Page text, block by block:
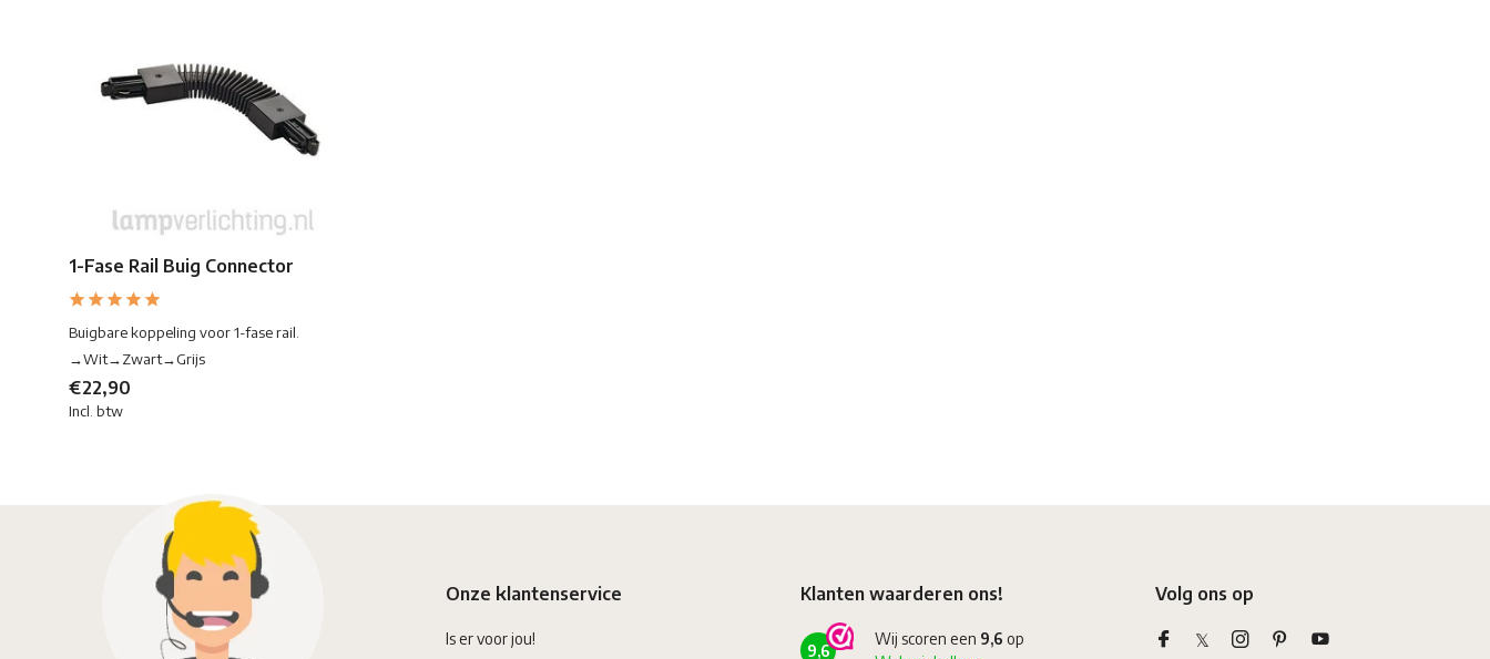
1-Fase Rail Buig Connector
Buigbare koppeling voor 1-fase rail.
→Wit→Zwart→Grijs
€22,90
Incl. btw
Onze klantenservice
Is er voor jou!
Klanten waarderen ons!
9,6
Wij scoren een 9,6 op
Volg ons op